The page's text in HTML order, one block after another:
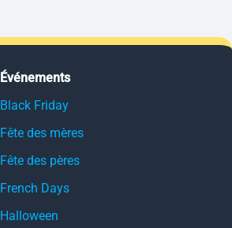
Événements
Black Friday
Fête des mères
Fête des pères
French Days
Halloween